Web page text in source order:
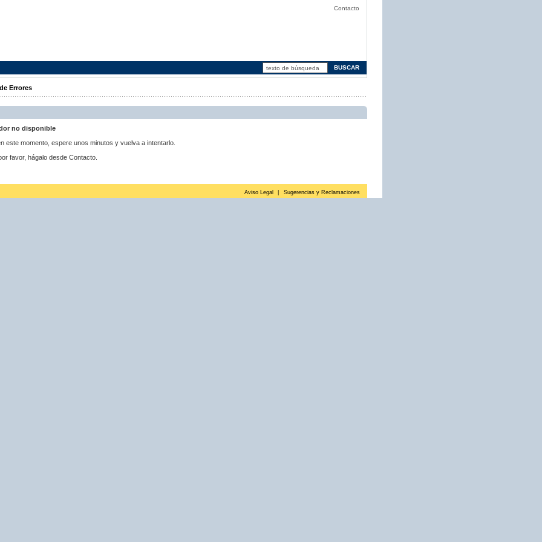
Contacto
Errores
no disponible
este momento, espere unos minutos y vuelva a intentarlo.
favor, hágalo desde Contacto.
Aviso Legal Sugerencias y Reclamaciones